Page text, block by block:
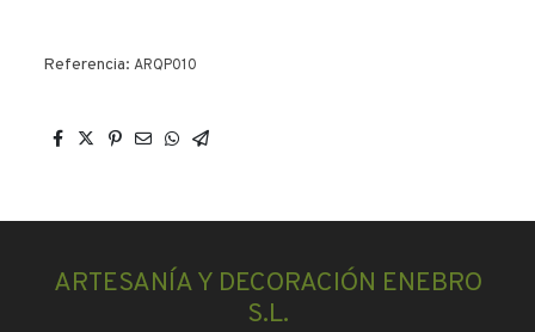
Referencia: ARQP010
ARTESANÍA Y DECORACIÓN ENEBRO
S.L.